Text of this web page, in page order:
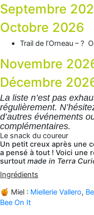
Septembre
Octobre 2026
Trail de l’Orneau – ?
Novembre
Décembre
La liste n’est pas
régulièrement.
d’autres événements
complémentaires.
Le snack du coureur
Un petit creux après une
a pensé à tout ! Voici une
surtout made in Terra
Ingrédients
🍯 Miel : Miellerie Vallero,
Bee On It